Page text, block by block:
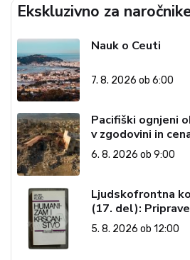
Ekskluzivno za
Nauk o Ceuti
7. 8. 2026 ob 6:00
Pacifiški ognjeni
v zgodovini in
6. 8. 2026 ob 9:00
Ljudskofrontna
(17. del):
– dvorska
Revija 2000 in
5. 8. 2026 ob 12:00